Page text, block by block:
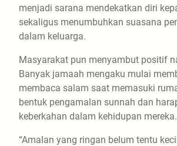
menjadi sarana mendekatkan diri
sekaligus menumbuhkan suasana
dalam keluarga.
Masyarakat pun menyambut positif
Banyak jamaah mengaku mulai
membaca salam saat memasuki
bentuk pengamalan sunnah dan
keberkahan dalam kehidupan mereka.
“Amalan yang ringan belum tentu